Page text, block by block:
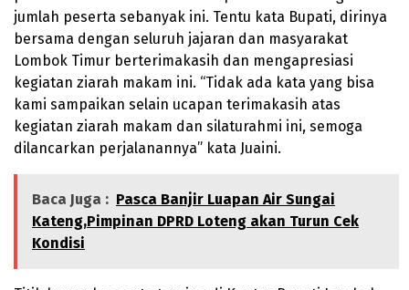
jumlah peserta sebanyak ini. Tentu kata Bupati, dirinya
bersama dengan seluruh jajaran dan masyarakat
Lombok Timur berterimakasih dan mengapresiasi
kegiatan ziarah makam ini. “Tidak ada kata yang bisa
kami sampaikan selain ucapan terimakasih atas
kegiatan ziarah makam dan silaturahmi ini, semoga
dilancarkan perjalanannya” kata Juaini.
Baca Juga : Pasca Banjir Luapan Air Sungai
Kateng,Pimpinan DPRD Loteng akan Turun Cek
Kondisi